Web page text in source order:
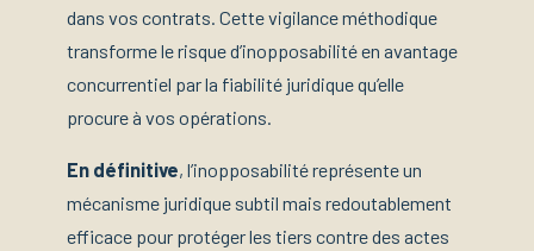
dans vos contrats. Cette vigilance méthodique
transforme le risque d’inopposabilité en avantage
concurrentiel par la fiabilité juridique qu’elle
procure à vos opérations.
En définitive, l’inopposabilité représente un
mécanisme juridique subtil mais redoutablement
efficace pour protéger les tiers contre des actes